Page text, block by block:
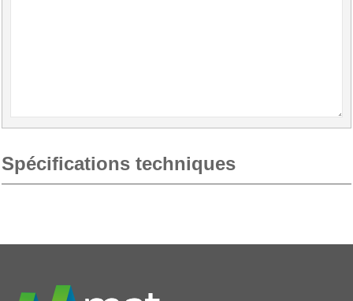
Spécifications techniques